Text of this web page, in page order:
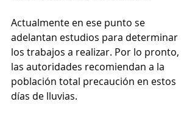
Actualmente en ese punto se
adelantan estudios para determinar
los trabajos a realizar. Por lo pronto,
las autoridades recomiendan a la
población total precaución en estos
días de lluvias.